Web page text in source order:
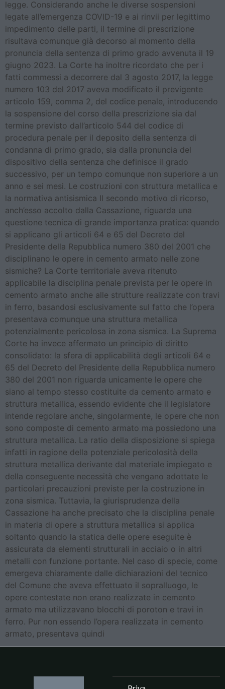
legge. Considerando anche le diverse sospensioni
legate all’emergenza COVID-19 e ai rinvii per legittimo
impedimento delle parti, il termine di prescrizione
risultava comunque già decorso al momento della
pronuncia della sentenza di primo grado avvenuta il 19
giugno 2023. La Corte ha inoltre ricordato che per i
fatti commessi a decorrere dal 3 agosto 2017, la legge
numero 103 del 2017 aveva modificato il previgente
articolo 159, comma 2, del codice penale, introducendo
la sospensione del corso della prescrizione sia dal
termine previsto dall’articolo 544 del codice di
procedura penale per il deposito della sentenza di
condanna di primo grado, sia dalla pronuncia del
dispositivo della sentenza che definisce il grado
successivo, per un tempo comunque non superiore a un
anno e sei mesi. Le costruzioni con struttura metallica e
la normativa antisismica Il secondo motivo di ricorso,
anch’esso accolto dalla Cassazione, riguarda una
questione tecnica di grande importanza pratica: quando
si applicano gli articoli 64 e 65 del Decreto del
Presidente della Repubblica numero 380 del 2001 che
disciplinano le opere in cemento armato nelle zone
sismiche? La Corte territoriale aveva ritenuto
applicabile la disciplina penale prevista per le opere in
cemento armato anche alle strutture realizzate con travi
in ferro, basandosi esclusivamente sul fatto che l’opera
presentava comunque una struttura metallica
potenzialmente pericolosa in zona sismica. La Suprema
Corte ha invece affermato un principio di diritto
consolidato: la sfera di applicabilità degli articoli 64 e
65 del Decreto del Presidente della Repubblica numero
380 del 2001 non riguarda unicamente le opere che
siano al tempo stesso costituite da cemento armato e
struttura metallica, essendo evidente che il legislatore
intende regolare anche, singolarmente, le opere che non
sono composte di cemento armato ma possiedono una
struttura metallica. La ratio della disposizione si spiega
infatti in ragione della potenziale pericolosità della
struttura metallica derivante dal materiale impiegato e
della conseguente necessità che vengano adottate le
particolari precauzioni previste per la costruzione in
zona sismica. Tuttavia, la giurisprudenza della
Cassazione ha anche precisato che la disciplina penale
in materia di opere a struttura metallica si applica
soltanto quando la statica delle opere eseguite è
assicurata da elementi strutturali in acciaio o in altri
metalli con funzione portante. Nel caso di specie, come
emergeva chiaramente dalle dichiarazioni del tecnico
del Comune che aveva effettuato il sopralluogo, le
opere contestate non erano realizzate in cemento
armato ma utilizzavano blocchi di poroton e travi in
ferro. Pur non essendo l’opera realizzata in cemento
armato, presentava quindi